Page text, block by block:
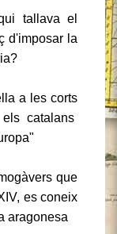
tallava el
d'imposar la
a les corts
catalans
que
es coneix
aragonesa